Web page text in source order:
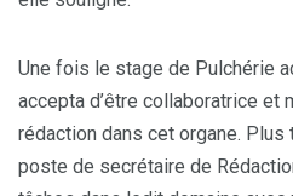
Une fois le stage de Pulchérie
accepta d’être collaboratrice et
rédaction dans cet organe. Plus
poste de secrétaire de